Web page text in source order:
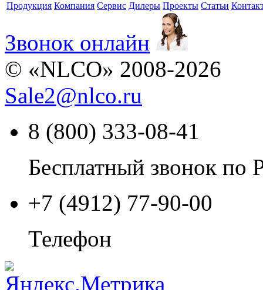
Продукция Компания Сервис Дилеры Проекты Статьи
Звонок онлайн
© «NLCO» 2008-2026
Sale2@nlco.ru
8 (800) 333-08-41
Бесплатный звонок по
+7 (4912) 77-90-00
Телефон